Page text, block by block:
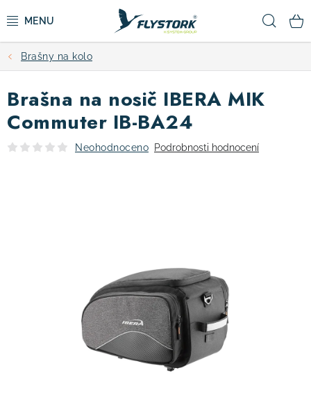
na
CYKLISTIKA
ZIMNÍ SPORTY
KOLOBĚŽKY
Obchodní podmínky
Doprava a platba
Čeština
Servis
Brašny na kolo
Brašna na nosič IBERA MIK
Commuter IB-BA24
Neohodnoceno Podrobnosti hodnocení